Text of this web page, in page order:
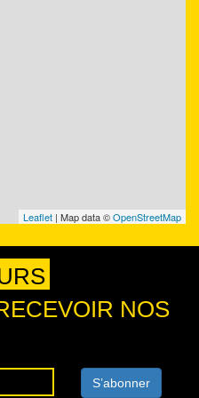
Leaflet | Map data ©OpenStreetMap
NOS
S’abonner